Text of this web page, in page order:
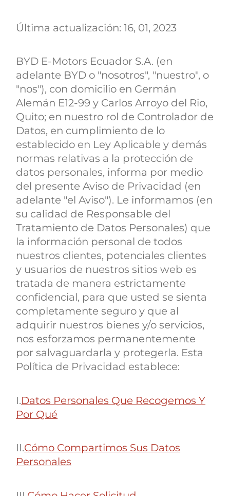
Última actualización: 16, 01, 2023
BYD E-Motors Ecuador S.A. (en
adelante BYD o "nosotros", "nuestro", o
"nos"), con domicilio en Germán
Alemán E12-99 y Carlos Arroyo del Rio,
Quito; en nuestro rol de Controlador de
Datos, en cumplimiento de lo
establecido en Ley Aplicable y demás
normas relativas a la protección de
datos personales, informa por medio
del presente Aviso de Privacidad (en
adelante "el Aviso"). Le informamos (en
su calidad de Responsable del
Tratamiento de Datos Personales) que
la información personal de todos
nuestros clientes, potenciales clientes
y usuarios de nuestros sitios web es
tratada de manera estrictamente
confidencial, para que usted se sienta
completamente seguro y que al
adquirir nuestros bienes y/o servicios,
nos esforzamos permanentemente
por salvaguardarla y protegerla. Esta
Política de Privacidad establece:
I.Datos Personales Que Recogemos Y
Por Qué
II.Cómo Compartimos Sus Datos
Personales